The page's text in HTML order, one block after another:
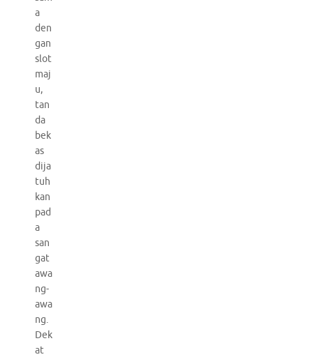
a
den
gan
slot
maj
u,
tan
da
bek
as
dija
tuh
kan
pad
a
san
gat
awa
ng-
awa
ng.
Dek
at